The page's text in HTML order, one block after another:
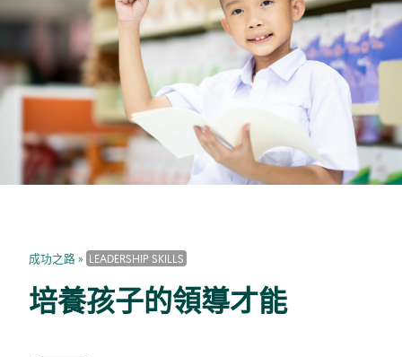
成功之路» LEADERSHIP SKILLS
培養孩子的領導才能